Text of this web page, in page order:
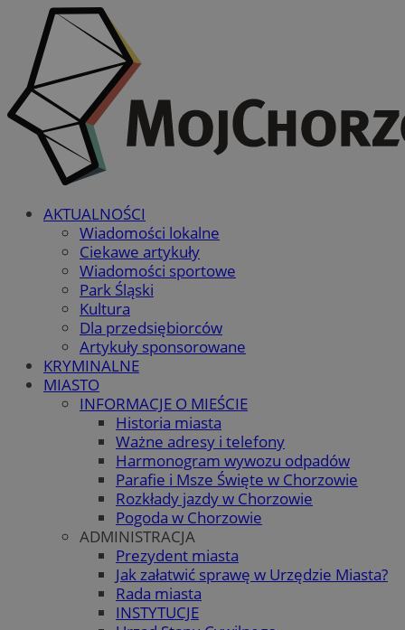
AKTUALNOŚCI
Wiadomości lokalne
Ciekawe artykuły
Wiadomości sportowe
Park Śląski
Kultura
Dla przedsiębiorców
Artykuły sponsorowane
KRYMINALNE
MIASTO
INFORMACJE O MIEŚCIE
Historia miasta
Ważne adresy i telefony
Harmonogram wywozu odpadów
Parafie i Msze Święte w Chorzowie
Rozkłady jazdy w Chorzowie
Pogoda w Chorzowie
ADMINISTRACJA
Prezydent miasta
Jak załatwić sprawę w Urzędzie Miasta?
Rada miasta
INSTYTUCJE